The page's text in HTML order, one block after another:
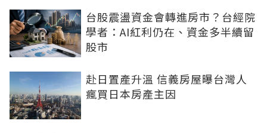
台股震盪資金會轉進房市？台經院
學者：AI紅利仍在、資金多半續留
股市
赴日置產升溫 信義房屋曝台灣人
瘋買日本房產主因